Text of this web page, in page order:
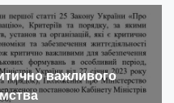
важливого